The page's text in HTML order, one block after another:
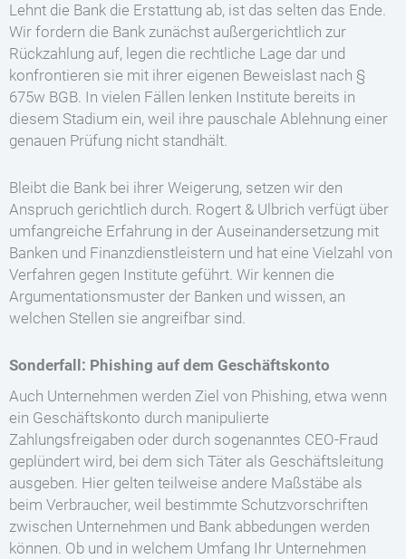
Lehnt die Bank die Erstattung ab, ist das selten das Ende.
Wir fordern die Bank zunächst außergerichtlich zur
Rückzahlung auf, legen die rechtliche Lage dar und
konfrontieren sie mit ihrer eigenen Beweislast nach §
675w BGB. In vielen Fällen lenken Institute bereits in
diesem Stadium ein, weil ihre pauschale Ablehnung einer
genauen Prüfung nicht standhält.
Bleibt die Bank bei ihrer Weigerung, setzen wir den
Anspruch gerichtlich durch. Rogert & Ulbrich verfügt über
umfangreiche Erfahrung in der Auseinandersetzung mit
Banken und Finanzdienstleistern und hat eine Vielzahl von
Verfahren gegen Institute geführt. Wir kennen die
Argumentationsmuster der Banken und wissen, an
welchen Stellen sie angreifbar sind.
Sonderfall: Phishing auf dem Geschäftskonto
Auch Unternehmen werden Ziel von Phishing, etwa wenn
ein Geschäftskonto durch manipulierte
Zahlungsfreigaben oder durch sogenanntes CEO-Fraud
geplündert wird, bei dem sich Täter als Geschäftsleitung
ausgeben. Hier gelten teilweise andere Maßstäbe als
beim Verbraucher, weil bestimmte Schutzvorschriften
zwischen Unternehmen und Bank abbedungen werden
können. Ob und in welchem Umfang Ihr Unternehmen